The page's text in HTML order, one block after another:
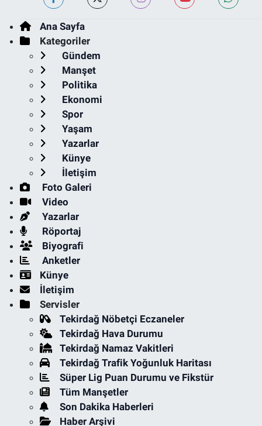
Ana Sayfa
Kategoriler
Gündem
Manşet
Politika
Ekonomi
Spor
Yaşam
Yazarlar
Künye
İletişim
Foto Galeri
Video
Yazarlar
Röportaj
Biyografi
Anketler
Künye
İletişim
Servisler
Tekirdağ Nöbetçi Eczaneler
Tekirdağ Hava Durumu
Tekirdağ Namaz Vakitleri
Tekirdağ Trafik Yoğunluk Haritası
Süper Lig Puan Durumu ve Fikstür
Tüm Manşetler
Son Dakika Haberleri
Haber Arşivi